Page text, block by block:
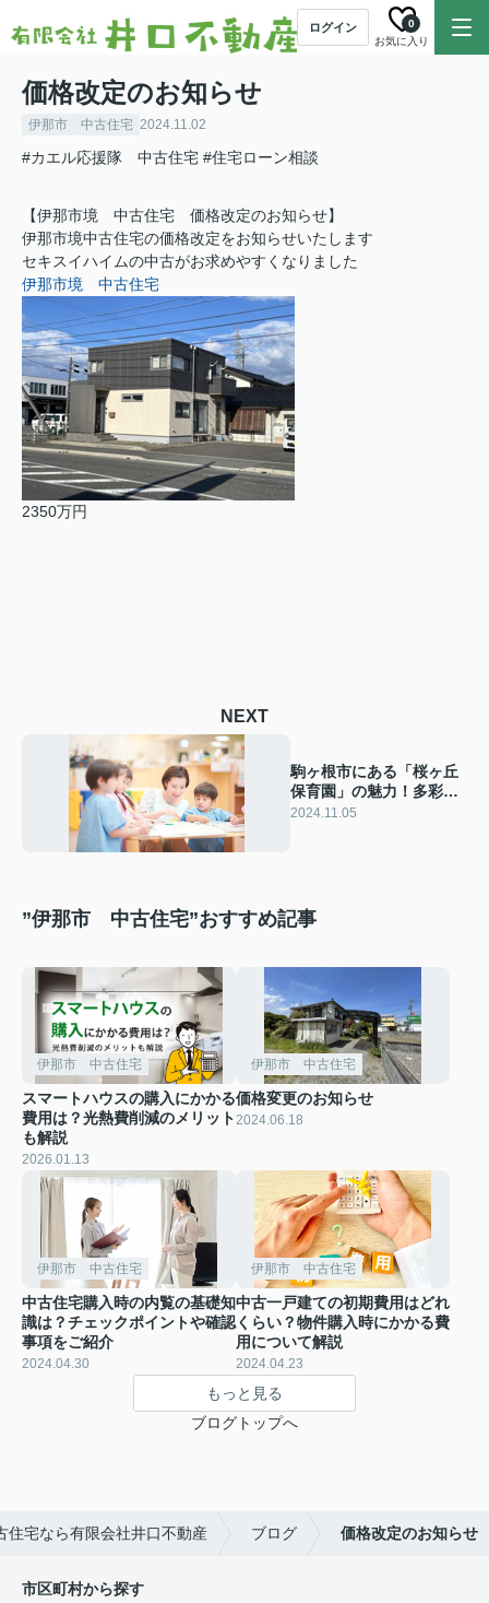
ログイン
お気に入り
0
価格改定のお知らせ
伊那市 中古住宅 2024.11.02
#カエル応援隊 中古住宅 #住宅ローン相談
【伊那市境 中古住宅 価格改定のお知らせ】
伊那市境中古住宅の価格改定をお知らせいたします
セキスイハイムの中古がお求めやすくなりました
伊那市境 中古住宅
2350万円
NEXT
駒ヶ根市にある「桜ヶ丘
保育園」の魅力！多彩な
保育活動もご紹介
2024.11.05
”伊那市 中古住宅”おすすめ記事
伊那市 中古住宅
スマートハウスの購入にかかる
費用は？光熱費削減のメリット
も解説
2026.01.13
伊那市 中古住宅
価格変更のお知らせ
2024.06.18
伊那市 中古住宅
中古住宅購入時の内覧の基礎知
識は？チェックポイントや確認
事項をご紹介
2024.04.30
伊那市 中古住宅
中古一戸建ての初期費用はどれ
くらい？物件購入時にかかる費
用について解説
2024.04.23
もっと見る
ブログトップへ
住宅なら有限会社井口不動産 ブログ 価格改定のお知らせ
市区町村から探す